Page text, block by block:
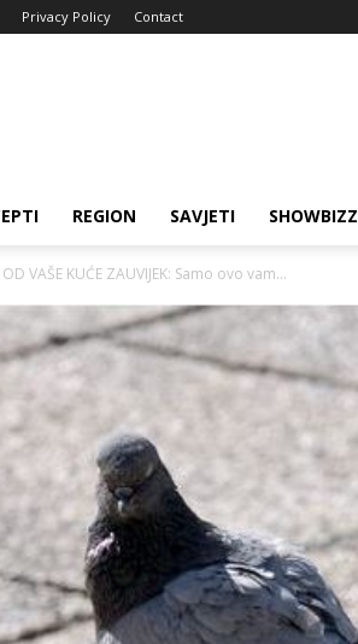
Privacy Policy Contact
REGION SAVJETI SHOWBIZZ
VAŠE KUĆE ZAUVIJEK: Samo ovo vam...